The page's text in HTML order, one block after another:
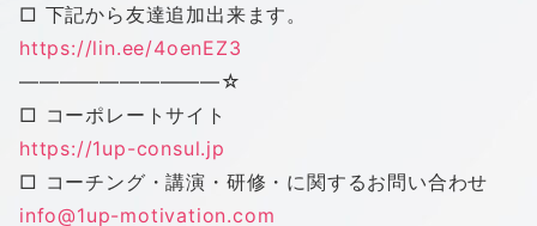
□ 下記から友達追加出来ます。
https://lin.ee/4oenEZ3
——————————☆
□ コーポレートサイト
https://1up-consul.jp
□ コーチング・講演・研修・に関するお問い合わせ
info@1up-motivation.com